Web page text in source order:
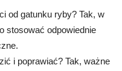
od gatunku ryby? Tak, w
stosować odpowiednie
i poprawiać? Tak, ważne